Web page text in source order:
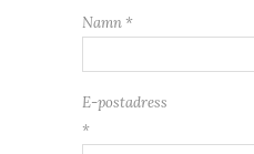
Namn *
E-postadress
*